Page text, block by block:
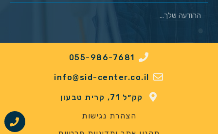
מאשר/ת רישום למאגר לקוחות*
055-986-7681
info@sid-center.co.il
קק״ל 71, קרית טבעון
הצהרת נגישות